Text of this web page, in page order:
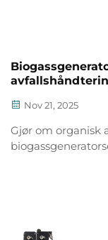
Nov 21, 2025
Gjør om organisk